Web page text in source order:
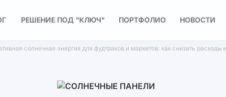
РЕШЕНИЕ ПОД "КЛЮЧ" ПОРТФОЛИО НОВОСТИ
солнечная энергия для фудтраков и маркетов: как снизить расходы